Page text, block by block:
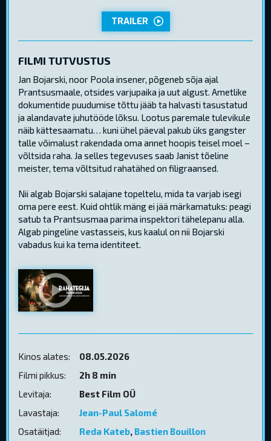
TRAILER
FILMI TUTVUSTUS
Jan Bojarski, noor Poola insener, põgeneb sõja ajal
Prantsusmaale, otsides varjupaika ja uut algust. Ametlike
dokumentide puudumise tõttu jääb ta halvasti tasustatud
ja alandavate juhutööde lõksu. Lootus paremale tulevikule
näib kättesaamatu… kuni ühel päeval pakub üks gangster
talle võimalust rakendada oma annet hoopis teisel moel –
võltsida raha. Ja selles tegevuses saab Janist tõeline
meister, tema võltsitud rahatähed on filigraansed.
Nii algab Bojarski salajane topeltelu, mida ta varjab isegi
oma pere eest. Kuid ohtlik mäng ei jää märkamatuks: peagi
satub ta Prantsusmaa parima inspektori tähelepanu alla.
Algab pingeline vastasseis, kus kaalul on nii Bojarski
vabadus kui ka tema identiteet.
Kinos alates:
08.05.2026
Filmi pikkus:
2h 8 min
Levitaja:
Best Film OÜ
Lavastaja:
Jean-Paul Salomé
Osatäitjad:
Reda Kateb,Bastien Bouillon